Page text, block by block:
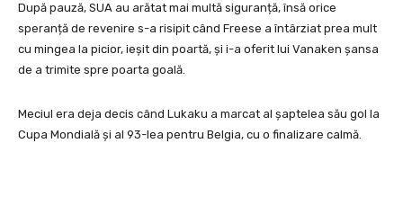
După pauză, SUA au arătat mai multă siguranță, însă orice
speranță de revenire s-a risipit când Freese a întârziat prea mult
cu mingea la picior, ieșit din poartă, și i-a oferit lui Vanaken șansa
de a trimite spre poarta goală.
Meciul era deja decis când Lukaku a marcat al șaptelea său gol la
Cupa Mondială și al 93-lea pentru Belgia, cu o finalizare calmă.